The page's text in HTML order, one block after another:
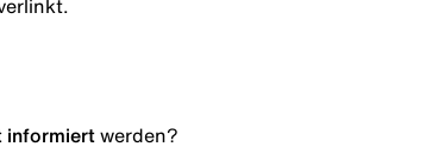
informiert werden?